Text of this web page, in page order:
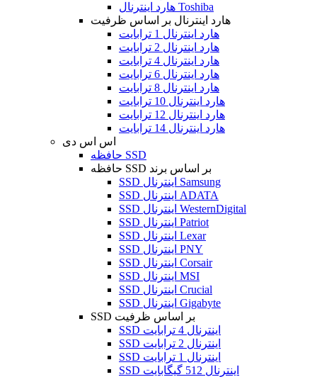
هارد اینترنال Toshiba
هارد اینترنال بر اساس ظرفیت
هارد اینترنال 1 ترابایت
هارد اینترنال 2 ترابایت
هارد اینترنال 4 ترابایت
هارد اینترنال 6 ترابایت
هارد اینترنال 8 ترابایت
هارد اینترنال 10 ترابایت
هارد اینترنال 12 ترابایت
هارد اینترنال 14 ترابایت
اس اس دی
حافظه SSD
حافظه SSD بر اساس برند
SSD اینترنال Samsung
SSD اینترنال ADATA
SSD اینترنال WesternDigital
SSD اینترنال Patriot
SSD اینترنال Lexar
SSD اینترنال PNY
SSD اینترنال Corsair
SSD اینترنال MSI
SSD اینترنال Crucial
SSD اینترنال Gigabyte
SSD بر اساس ظرفیت
SSD اینترنال 4 ترابایت
SSD اینترنال 2 ترابایت
SSD اینترنال 1 ترابایت
SSD اینترنال 512 گیگابایت